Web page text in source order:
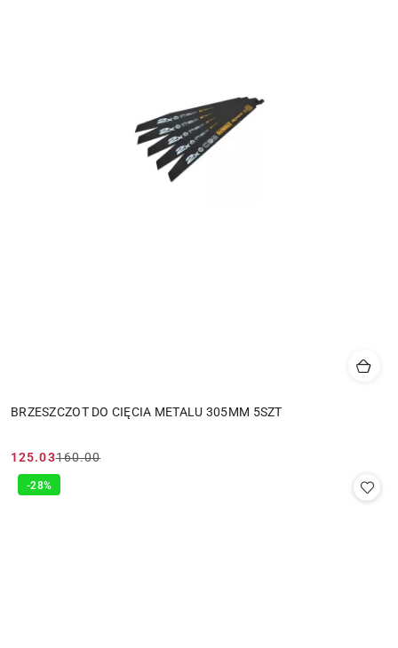
BRZESZCZOT DO CIĘCIA METALU 305MM 5SZT
Cena
promocyjna:
125.03
Cena
przed
160.00
-28%